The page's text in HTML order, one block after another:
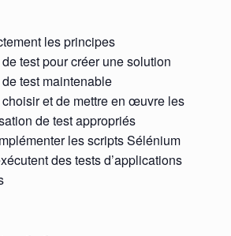
les principes
test pour créer une solution
test maintenable
et de mettre en œuvre les
de test appropriés
les scripts Sélénium
des tests d’applications